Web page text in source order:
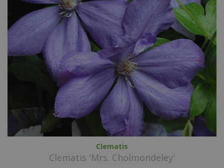
Clematis
Clematis 'Mrs. Cholmondeley'